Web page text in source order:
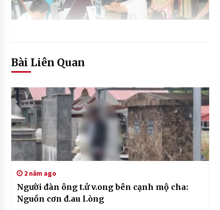
Bài Liên Quan
2 năm ago
Người đàn ông t.ử v.ong bên cạnh mộ cha:
Nguồn cơn đ.au l.òng